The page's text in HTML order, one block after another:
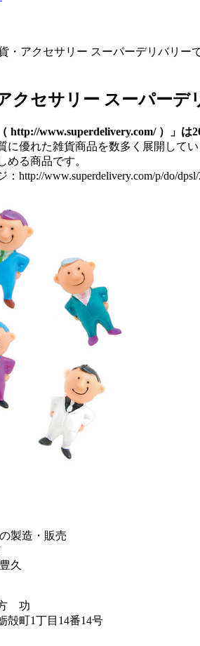
・アクセサリー スーパーデリバリー
クセサリー スーパーデ
http://www.superdelivery.com/ ）」
に優れた雑貨商品を数多く展開して
める商品です。
http://www.superdelivery.com/p/do/dpsl/
製造・販売
久
功
町1丁目14番14号